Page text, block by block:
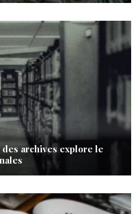
des archives explore le